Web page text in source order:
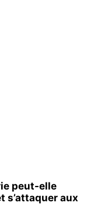
peut-elle
s’attaquer aux